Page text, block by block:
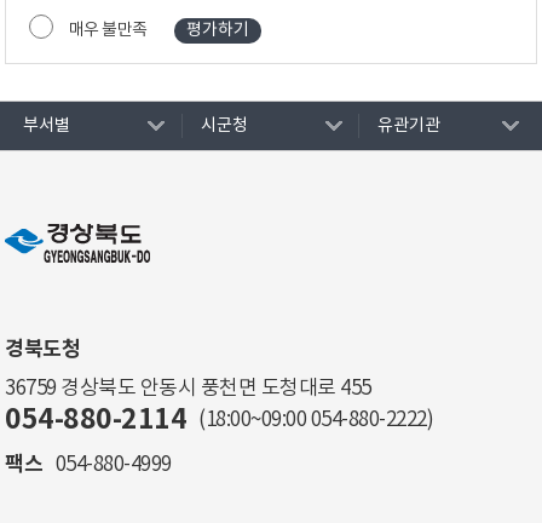
매우 불만족
부서별 시군청 유관기관
경북도청
36759 경상북도 안동시 풍천면 도청대로 455
054-880-2114 (18:00~09:00 054-880-2222)
팩스 054-880-4999